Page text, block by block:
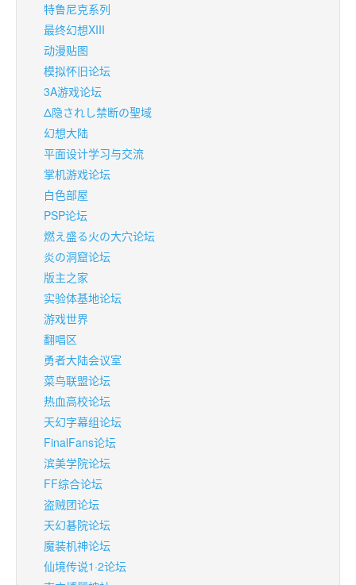
特鲁尼克系列
最终幻想XIII
动漫贴图
模拟怀旧论坛
3A游戏论坛
Δ隐されし禁断の聖域
幻想大陆
平面设计学习与交流
掌机游戏论坛
白色部屋
PSP论坛
燃え盛る火の大穴论坛
炎の洞窟论坛
版主之家
实验体基地论坛
游戏世界
翻唱区
勇者大陆会议室
菜鸟联盟论坛
热血高校论坛
天幻字幕组论坛
FinalFans论坛
滨美学院论坛
FF综合论坛
盗贼团论坛
天幻碁院论坛
魔装机神论坛
仙境传说1·2论坛